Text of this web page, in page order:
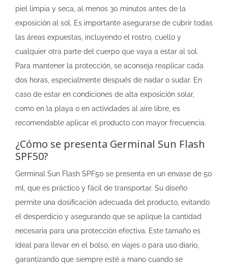
piel limpia y seca, al menos 30 minutos antes de la
exposición al sol. Es importante asegurarse de cubrir todas
las áreas expuestas, incluyendo el rostro, cuello y
cualquier otra parte del cuerpo que vaya a estar al sol.
Para mantener la protección, se aconseja reaplicar cada
dos horas, especialmente después de nadar o sudar. En
caso de estar en condiciones de alta exposición solar,
como en la playa o en actividades al aire libre, es
recomendable aplicar el producto con mayor frecuencia.
¿Cómo se presenta Germinal Sun Flash
SPF50?
Germinal Sun Flash SPF50 se presenta en un envase de 50
ml, que es práctico y fácil de transportar. Su diseño
permite una dosificación adecuada del producto, evitando
el desperdicio y asegurando que se aplique la cantidad
necesaria para una protección efectiva. Este tamaño es
ideal para llevar en el bolso, en viajes o para uso diario,
garantizando que siempre esté a mano cuando se